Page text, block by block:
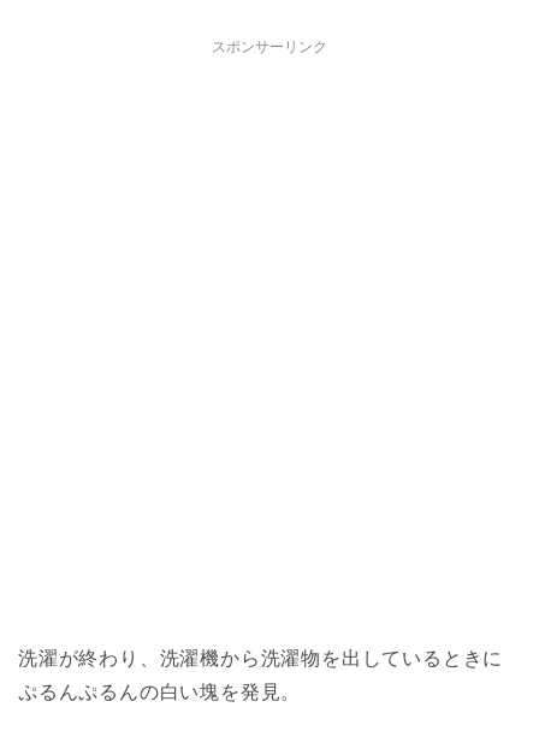
スポンサーリンク
洗濯が終わり、洗濯機から洗濯物を出しているときに
ぷるんぷるんの白い塊を発見。